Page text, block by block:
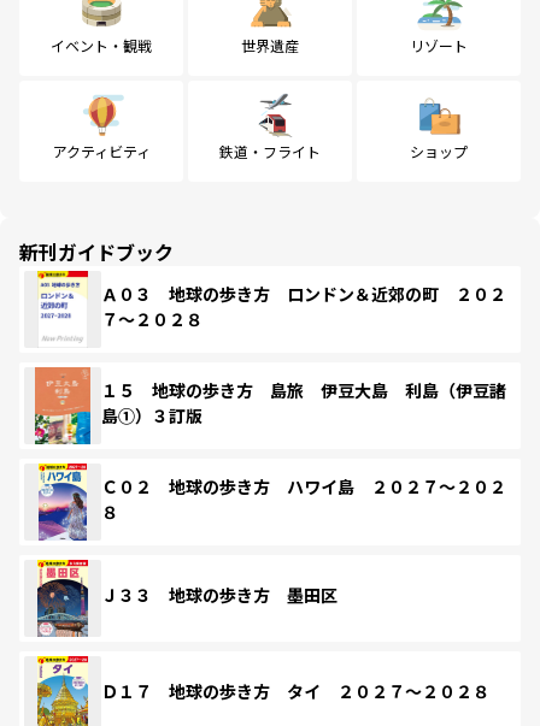
イベント・観戦 世界遺産 リゾート
アクティビティ 鉄道・フライト ショップ
新刊ガイドブック
Ａ０３ 地球の歩き方 ロンドン＆近郊の町 ２０２
７～２０２８
１５ 地球の歩き方 島旅 伊豆大島 利島（伊豆諸
島①）３訂版
Ｃ０２ 地球の歩き方 ハワイ島 ２０２７～２０２
８
Ｊ３３ 地球の歩き方 墨田区
Ｄ１７ 地球の歩き方 タイ ２０２７～２０２８